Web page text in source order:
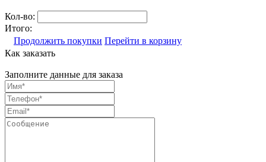
Кол-во:
Итого:
Продолжить покупки Перейти в корзину
Как заказать
Заполните данные для заказа